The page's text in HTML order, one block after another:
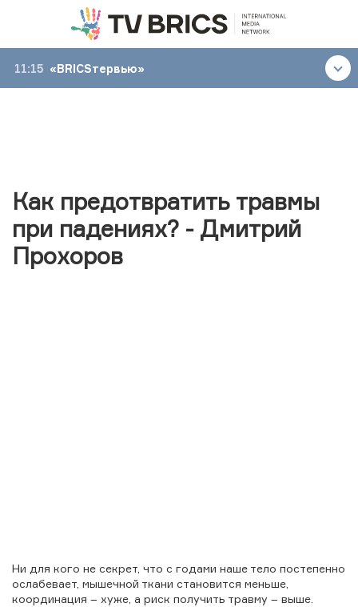
11:15 «BRICSтервью»
Как предотвратить травмы
при падениях? - Дмитрий
Прохоров
Ни для кого не секрет, что с годами наше тело постепенно
ослабевает, мышечной ткани становится меньше,
координация – хуже, а риск получить травму – выше.